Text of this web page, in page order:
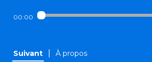
00:00
Suivant À propos